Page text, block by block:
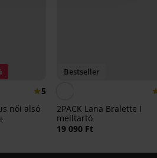
5
női alsó
Bestseller
2PACK Lana Bralette I
melltartó
19 090 Ft